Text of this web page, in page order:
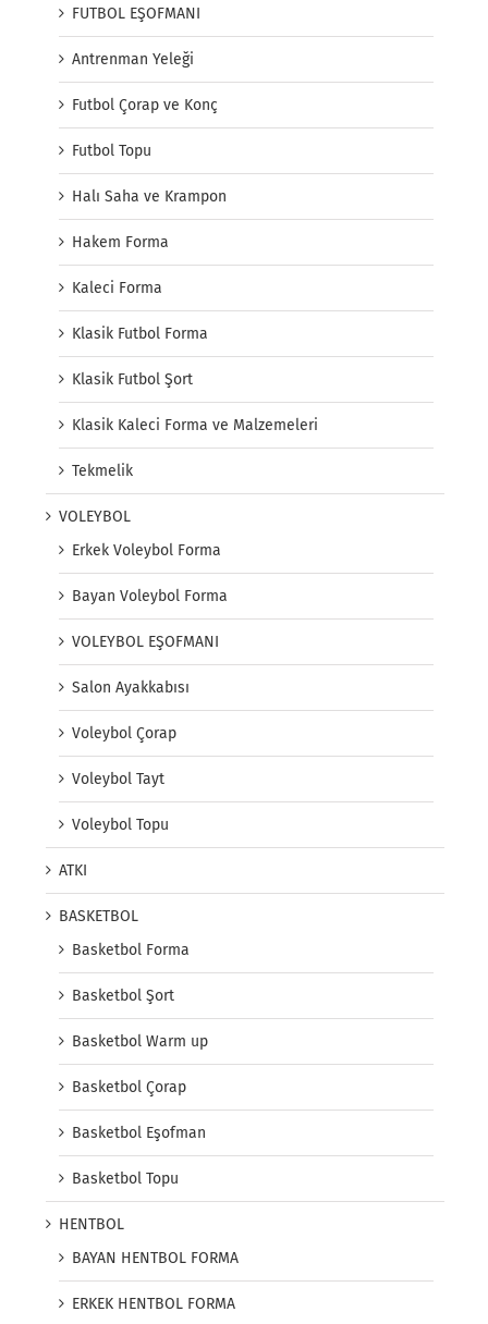
FUTBOL EŞOFMANI
Antrenman Yeleği
Futbol Çorap ve Konç
Futbol Topu
Halı Saha ve Krampon
Hakem Forma
Kaleci Forma
Klasik Futbol Forma
Klasik Futbol Şort
Klasik Kaleci Forma ve Malzemeleri
Tekmelik
VOLEYBOL
Erkek Voleybol Forma
Bayan Voleybol Forma
VOLEYBOL EŞOFMANI
Salon Ayakkabısı
Voleybol Çorap
Voleybol Tayt
Voleybol Topu
ATKI
BASKETBOL
Basketbol Forma
Basketbol Şort
Basketbol Warm up
Basketbol Çorap
Basketbol Eşofman
Basketbol Topu
HENTBOL
BAYAN HENTBOL FORMA
ERKEK HENTBOL FORMA